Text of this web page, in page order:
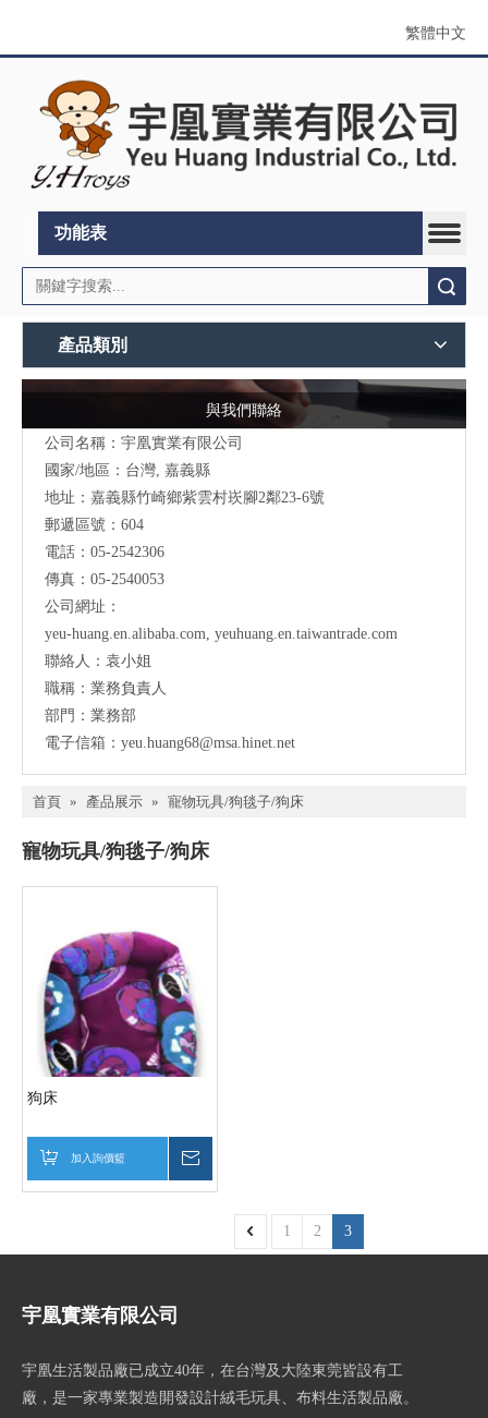
繁體中文
功能表
產品類別
與我們聯絡
公司名稱：宇凰實業有限公司
國家/地區：台灣, 嘉義縣
地址： 嘉義縣竹崎鄉紫雲村崁腳2鄰23-6號
郵遞區號：604
電話：05-2542306
傳真：05-2540053
公司網址：
yeu-huang.en.alibaba.com, yeuhuang.en.taiwantrade.com
聯絡人：袁小姐
職稱：業務負責人
部門：業務部
電子信箱： yeu.huang68@msa.hinet.net
首頁 » 產品展示 » 寵物玩具/狗毯子/狗床
寵物玩具/狗毯子/狗床
狗床
加入詢價籃
1 2 3
宇凰實業有限公司
宇凰生活製品廠已成立40年，在台灣及大陸東莞皆設有工
廠，是一家專業製造開發設計絨毛玩具、布料生活製品廠。